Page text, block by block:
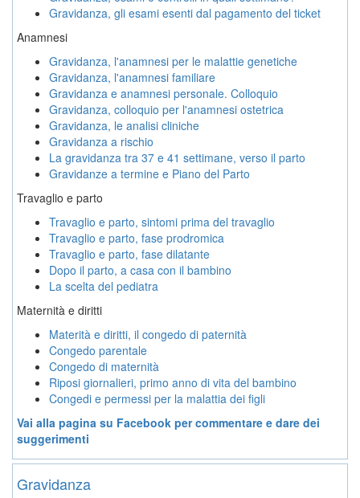
Gravidanza, gli esami esenti dal pagamento del ticket
Anamnesi
Gravidanza, l'anamnesi per le malattie genetiche
Gravidanza, l'anamnesi familiare
Gravidanza e anamnesi personale. Colloquio
Gravidanza, colloquio per l'anamnesi ostetrica
Gravidanza, le analisi cliniche
Gravidanza a rischio
La gravidanza tra 37 e 41 settimane, verso il parto
Gravidanze a termine e Piano del Parto
Travaglio e parto
Travaglio e parto, sintomi prima del travaglio
Travaglio e parto, fase prodromica
Travaglio e parto, fase dilatante
Dopo il parto, a casa con il bambino
La scelta del pediatra
Maternità e diritti
Materità e diritti, il congedo di paternità
Congedo parentale
Congedo di maternità
Riposi giornalieri, primo anno di vita del bambino
Congedi e permessi per la malattia dei figli
Vai alla pagina su Facebook per commentare e dare dei
suggerimenti
Gravidanza